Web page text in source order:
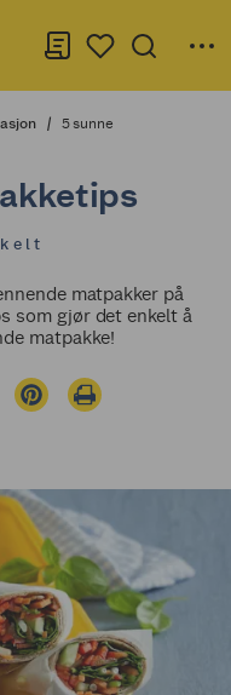
5 sunne
matpakker på
som gjør det enkelt å
matpakke!